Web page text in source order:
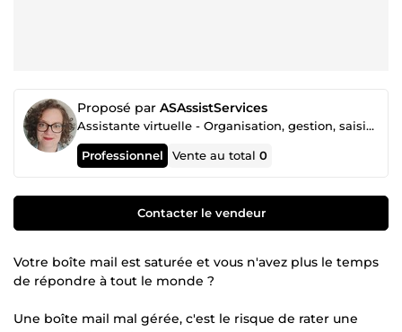
Proposé par ASAssistServices
Assistante virtuelle - Organisation, gestion, saisie & relation client
Professionnel Vente au total0
Contacter le vendeur
Votre boîte mail est saturée et vous n'avez plus le temps
de répondre à tout le monde ?
Une boîte mail mal gérée, c'est le risque de rater une